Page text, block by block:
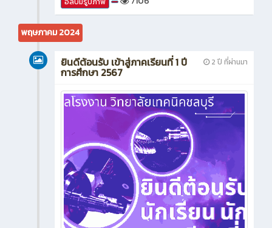
พฤษภาคม 2024
2 ปี ที่ผ่านมา
ยินดีต้อนรับ เข้าสู่ภาคเรียนที่ 1 ปี
การศึกษา 2567